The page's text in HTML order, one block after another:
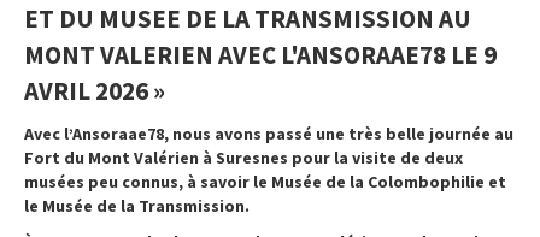
ET DU MUSEE DE LA TRANSMISSION AU
MONT VALERIEN AVEC L'ANSORAAE78 LE 9
AVRIL 2026 »
Avec l’Ansoraae78, nous avons passé une très belle journée au
Fort du Mont Valérien à Suresnes pour la visite de deux
musées peu connus, à savoir le Musée de la Colombophilie et
le Musée de la Transmission.